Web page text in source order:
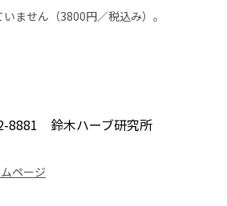
ません（3800円／税込み）。
8881 鈴木ハーブ研究所
ページ